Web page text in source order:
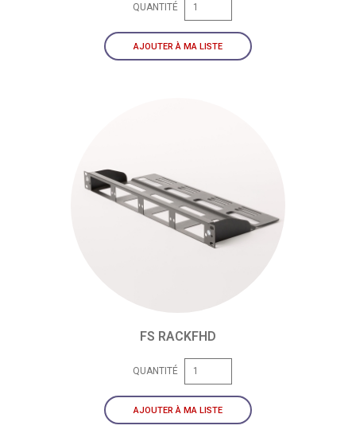
QUANTITÉ
AJOUTER À MA LISTE
FS RACKFHD
QUANTITÉ
AJOUTER À MA LISTE